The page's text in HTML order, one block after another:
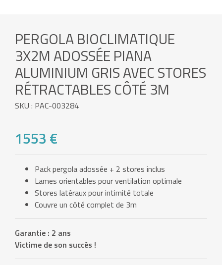
PERGOLA BIOCLIMATIQUE
3X2M ADOSSÉE PIANA
ALUMINIUM GRIS AVEC STORES
RÉTRACTABLES CÔTÉ 3M
SKU : PAC-003284
1553 €
Pack pergola adossée + 2 stores inclus
Lames orientables pour ventilation optimale
Stores latéraux pour intimité totale
Couvre un côté complet de 3m
Garantie : 2 ans
Victime de son succès !